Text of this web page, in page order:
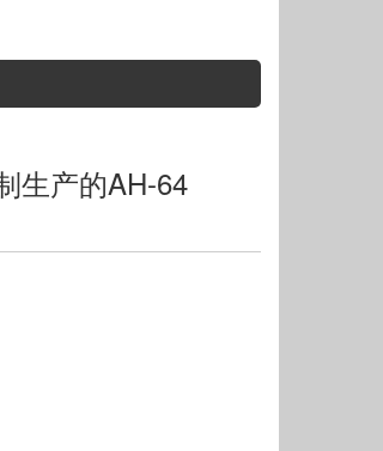
生产的AH-64